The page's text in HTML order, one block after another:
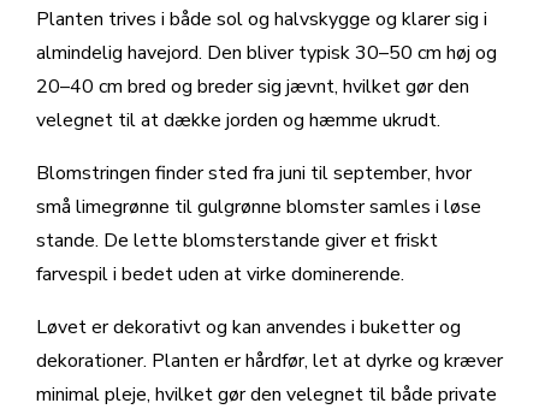
Planten trives i både sol og halvskygge og klarer sig i
almindelig havejord. Den bliver typisk 30–50 cm høj og
20–40 cm bred og breder sig jævnt, hvilket gør den
velegnet til at dække jorden og hæmme ukrudt.
Blomstringen finder sted fra juni til september, hvor
små limegrønne til gulgrønne blomster samles i løse
stande. De lette blomsterstande giver et friskt
farvespil i bedet uden at virke dominerende.
Løvet er dekorativt og kan anvendes i buketter og
dekorationer. Planten er hårdfør, let at dyrke og kræver
minimal pleje, hvilket gør den velegnet til både private